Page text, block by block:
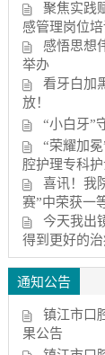
聚焦实践
感管理岗位
感悟思想
举办
看牙白加
放！
“小白牙”
“荣耀加
腔护理专科
喜讯！我
赛”中荣获一
今天我出
得到更好的
通知公告
镇江市口
果公告